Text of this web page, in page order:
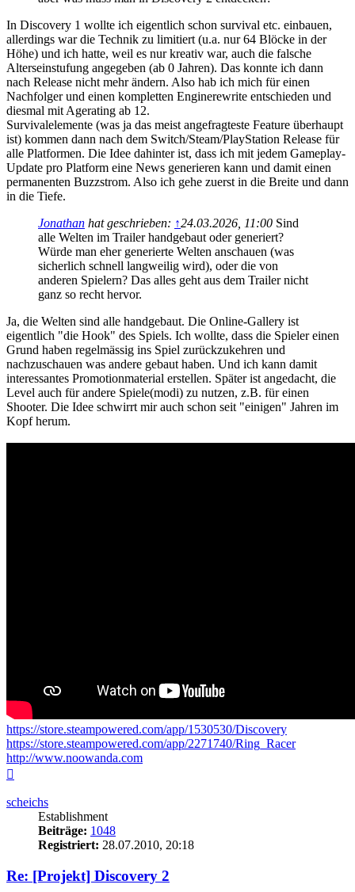
In Discovery 1 wollte ich eigentlich schon survival etc. einbauen,
allerdings war die Technik zu limitiert (u.a. nur 64 Blöcke in der
Höhe) und ich hatte, weil es nur kreativ war, auch die falsche
Alterseinstufung angegeben (ab 0 Jahren). Das konnte ich dann
nach Release nicht mehr ändern. Also hab ich mich für einen
Nachfolger und einen kompletten Enginerewrite entschieden und
diesmal mit Agerating ab 12.
Survivalelemente (was ja das meist angefragteste Feature überhaupt
ist) kommen dann nach dem Switch/Steam/PlayStation Release für
alle Platformen. Die Idee dahinter ist, dass ich mit jedem Gameplay-
Update pro Platform eine News generieren kann und damit einen
permanenten Buzzstrom. Also ich gehe zuerst in die Breite und dann
in die Tiefe.
Jonathan hat geschrieben: ↑24.03.2026, 11:00 Sind
alle Welten im Trailer handgebaut oder generiert?
Würde man eher generierte Welten anschauen (was
sicherlich schnell langweilig wird), oder die von
anderen Spielern? Das alles geht aus dem Trailer nicht
ganz so recht hervor.
Ja, die Welten sind alle handgebaut. Die Online-Gallery ist
eigentlich "die Hook" des Spiels. Ich wollte, dass die Spieler einen
Grund haben regelmässig ins Spiel zurückzukehren und
nachzuschauen was andere gebaut haben. Und ich kann damit
interessantes Promotionmaterial erstellen. Später ist angedacht, die
Level auch für andere Spiele(modi) zu nutzen, z.B. für einen
Shooter. Die Idee schwirrt mir auch schon seit "einigen" Jahren im
Kopf herum.
https://store.steampowered.com/app/1530530/Discovery
https://store.steampowered.com/app/2271740/Ring_Racer
http://www.noowanda.com
scheichs
Establishment
Beiträge: 1048
Registriert: 28.07.2010, 20:18
Re: [Projekt] Discovery 2